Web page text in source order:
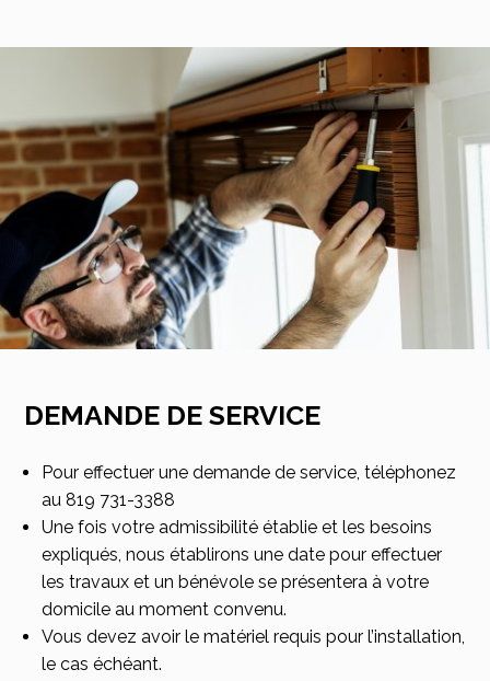
DEMANDE DE SERVICE
Pour effectuer une demande de service, téléphonez
au 819 731-3388
Une fois votre admissibilité établie et les besoins
expliqués, nous établirons une date pour effectuer
les travaux et un bénévole se présentera à votre
domicile au moment convenu.
Vous devez avoir le matériel requis pour l’installation,
le cas échéant.